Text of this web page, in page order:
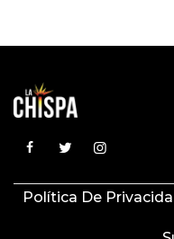
Política De